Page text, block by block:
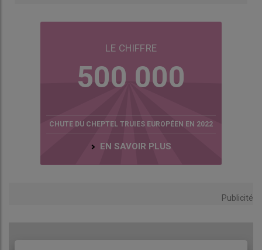
inférieur à 12 % et un poids moyen de porcelet de 1,45 kg
selon la prolificité de l’élevage.
LE CHIFFRE
500 000
CHUTE DU CHEPTEL TRUIES EUROPÉEN EN 2022
EN SAVOIR PLUS
Publicité